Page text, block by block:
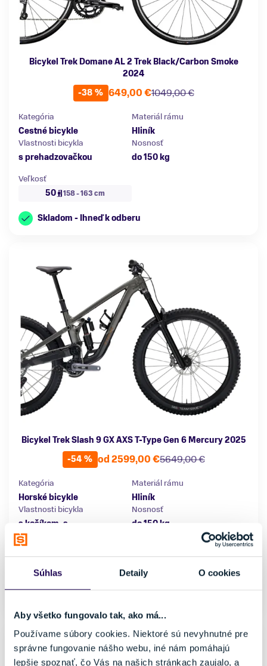
Súhlas Detaily O cookies
Aby všetko fungovalo tak, ako má...
Používame súbory cookies. Niektoré sú nevyhnutné pre
správne fungovanie nášho webu, iné nám pomáhajú
lepšie spoznať, čo Vás na našich stránkach zaujalo, a
Bicykel Trek Domane AL 2 Trek Black/Carbon Smoke
2024
-38 %
1049,00 €
649,00 €
Kategória
Cestné bicykle
Materiál rámu
Hliník
Vlastnosti bicykla
s prehadzovačkou
Nosnosť
do 150 kg
Veľkosť
50
158 - 163 cm
Skladom - Ihneď k odberu
Bicykel Trek Slash 9 GX AXS T-Type Gen 6 Mercury 2025
-54 %
5649,00 €
od 2599,00 €
Kategória
Horské bicykle
Materiál rámu
Hliník
Vlastnosti bicykla
s košíkom, s
prehadzovačkou
Nosnosť
do 150 kg
Veľkosť
L
177 - 188 cm 188 - 195 cm